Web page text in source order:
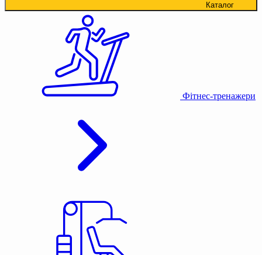
Каталог
Фітнес-тренажери